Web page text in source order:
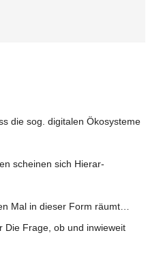
die sog. digi­ta­len Öko­sys­te­me
schei­nen sich Hier­ar­
Mal in die­ser Form räumt…
Die Fra­ge, ob und inwie­weit